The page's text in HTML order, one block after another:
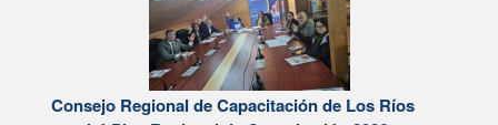
Consejo Regional de Capacitación de Los Ríos